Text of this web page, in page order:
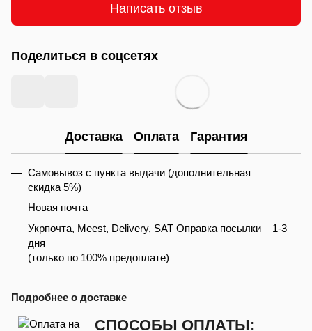
Написать отзыв
Поделиться в соцсетях
Доставка Оплата Гарантия
Самовывоз с пункта выдачи (дополнительная
скидка 5%)
Новая почта
Укрпочта, Meest, Delivery, SAT Оправка посылки – 1-3
дня
(только по 100% предоплате)
Подробнее о доставке
СПОСОБЫ ОПЛАТЫ: